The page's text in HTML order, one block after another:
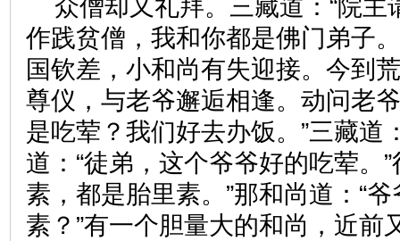
众僧却又礼拜。三藏道：“院主
作践贫僧，我和你都是佛门弟子
国钦差，小和尚有失迎接。今到
尊仪，与老爷邂逅相逢。动问老
是吃荤？我们好去办饭。”三藏道
道：“徒弟，这个爷爷好的吃荤。
素，都是胎里素。”那和尚道：“
素？”有一个胆量大的和尚，近前